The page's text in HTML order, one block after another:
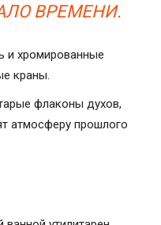
ВРЕМЕНИ.
и хромированные
краны.
флаконы духов,
атмосферу прошлого